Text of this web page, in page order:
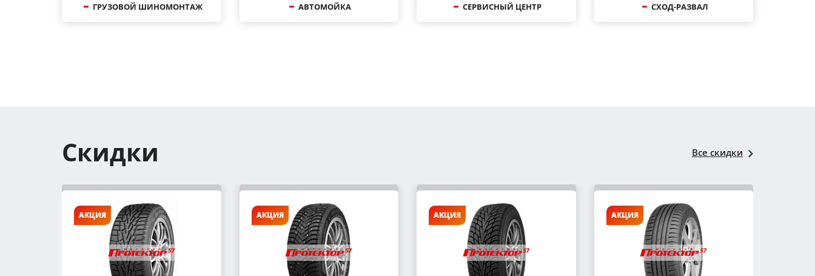
ГРУЗОВОЙ ШИНОМОНТАЖ АВТОМОЙКА СЕРВИСНЫЙ ЦЕНТР СХОД-РАЗВАЛ
Скидки Все скидки
АКЦИЯ АКЦИЯ АКЦИЯ АКЦИЯ